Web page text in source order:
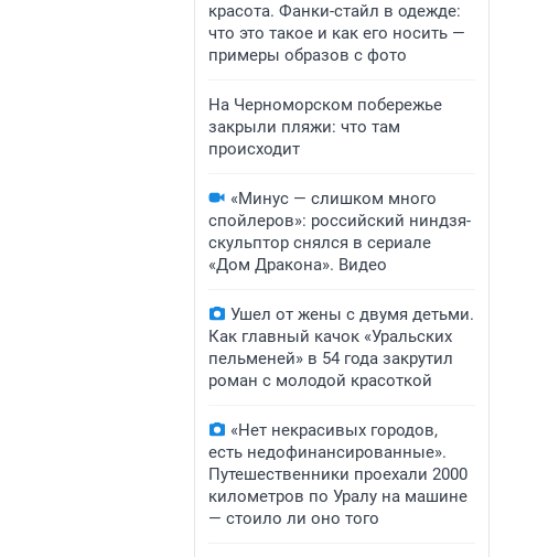
красота. Фанки-стайл в одежде:
что это такое и как его носить —
примеры образов с фото
На Черноморском побережье
закрыли пляжи: что там
происходит
«Минус — слишком много
спойлеров»: российский ниндзя-
скульптор снялся в сериале
«Дом Дракона». Видео
Ушел от жены с двумя детьми.
Как главный качок «Уральских
пельменей» в 54 года закрутил
роман с молодой красоткой
«Нет некрасивых городов,
есть недофинансированные».
Путешественники проехали 2000
километров по Уралу на машине
— стоило ли оно того